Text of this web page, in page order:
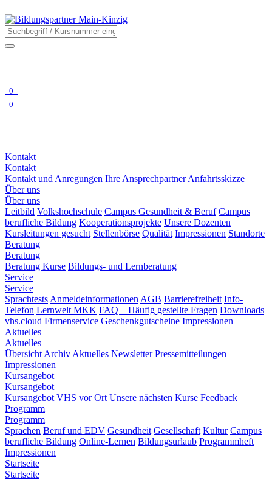
0
0
Kontakt
Kontakt
Kontakt und Anregungen Ihre Ansprechpartner Anfahrtsskizze
Über uns
Über uns
Leitbild Volkshochschule Campus Gesundheit & Beruf Campus
berufliche Bildung Kooperationsprojekte Unsere Dozenten
Kursleitungen gesucht Stellenbörse Qualität Impressionen Standorte
Beratung
Beratung
Beratung Kurse Bildungs- und Lernberatung
Service
Service
Sprachtests Anmeldeinformationen AGB Barrierefreiheit Info-
Telefon Lernwelt MKK FAQ – Häufig gestellte Fragen Downloads
vhs.cloud Firmenservice Geschenkgutscheine Impressionen
Aktuelles
Aktuelles
Übersicht Archiv Aktuelles Newsletter Pressemitteilungen
Impressionen
Kursangebot
Kursangebot
Kursangebot VHS vor Ort Unsere nächsten Kurse Feedback
Programm
Programm
Sprachen Beruf und EDV Gesundheit Gesellschaft Kultur Campus
berufliche Bildung Online-Lernen Bildungsurlaub Programmheft
Impressionen
Startseite
Startseite